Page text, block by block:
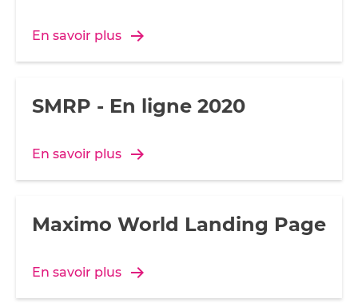
En savoir plus
SMRP - En ligne 2020
En savoir plus
Maximo World Landing Page
En savoir plus